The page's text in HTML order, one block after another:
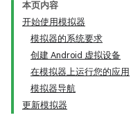
本页内容
开始使用模拟器
模拟器的系统要求
创建 Android 虚拟设备
在模拟器上运行您的应用
模拟器导航
更新模拟器